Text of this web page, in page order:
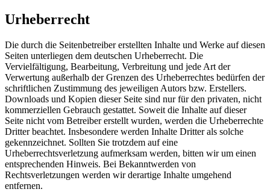
Urheberrecht
Die durch die Seitenbetreiber erstellten Inhalte und Werke auf diesen
Seiten unterliegen dem deutschen Urheberrecht. Die
Vervielfältigung, Bearbeitung, Verbreitung und jede Art der
Verwertung außerhalb der Grenzen des Urheberrechtes bedürfen der
schriftlichen Zustimmung des jeweiligen Autors bzw. Erstellers.
Downloads und Kopien dieser Seite sind nur für den privaten, nicht
kommerziellen Gebrauch gestattet. Soweit die Inhalte auf dieser
Seite nicht vom Betreiber erstellt wurden, werden die Urheberrechte
Dritter beachtet. Insbesondere werden Inhalte Dritter als solche
gekennzeichnet. Sollten Sie trotzdem auf eine
Urheberrechtsverletzung aufmerksam werden, bitten wir um einen
entsprechenden Hinweis. Bei Bekanntwerden von
Rechtsverletzungen werden wir derartige Inhalte umgehend
entfernen.